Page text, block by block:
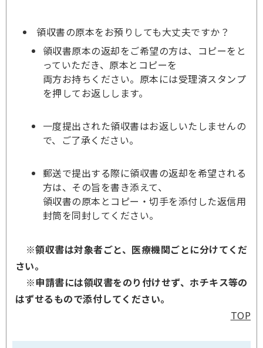
領収書の原本をお預りしても大丈夫ですか？
領収書原本の返却をご希望の方は、コピーをと
っていただき、原本とコピーを
両方お持ちください。原本には受理済スタンプ
を押してお返しします。
一度提出された領収書はお返しいたしませんの
で、ご了承ください。
郵送で提出する際に領収書の返却を希望される
方は、その旨を書き添えて、
領収書の原本とコピー・切手を添付した返信用
封筒を同封してください。
※領収書は対象者ごと、医療機関ごとに分けてくだ
さい。
※申請書には領収書をのり付けせず、ホチキス等の
はずせるもので添付してください。
TOP